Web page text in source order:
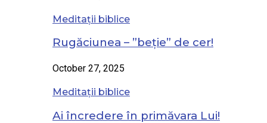
Meditații biblice
Rugăciunea – ”beție” de cer!
October 27, 2025
Meditații biblice
Ai încredere în primăvara Lui!